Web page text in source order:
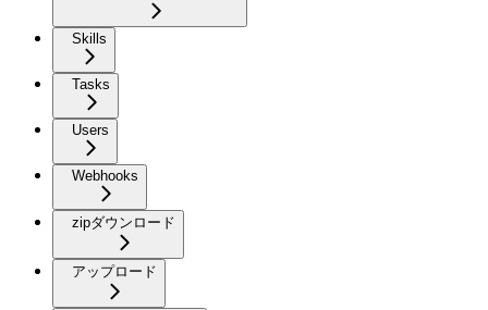
Skills
Tasks
Users
Webhooks
zipダウンロード
アップロード